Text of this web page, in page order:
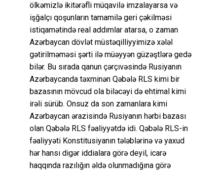
ölkəmizlə ikitərəfli müqavilə imzalayarsa və
işğalçı qoşunların tamamilə geri çəkilməsi
istiqamətində real addımlar atarsa, o zaman
Azərbaycan dövlət müstəqilliyyimizə xələl
gətirilməməsi şərti ilə müəyyən güzəştlərə gedə
bilər. Bu sırada qanun çərçıvəsində Rusiyanın
Azərbaycanda təxminən Qəbələ RLS kimi bir
bazasının mövcud ola biləcəyi də ehtimal kimi
irəli sürüb. Onsuz da son zamanlara kimi
Azərbaycan ərazisində Rusiyanın hərbi bazası
olan Qəbələ RLS fəaliyyətdə idi. Qəbələ RLS-in
fəaliyyəti Konstitusiyanın tələblərinə və yaxud
hər hansı digər iddialara görə deyil, icarə
haqqında razılığın əldə olunmadığına görə